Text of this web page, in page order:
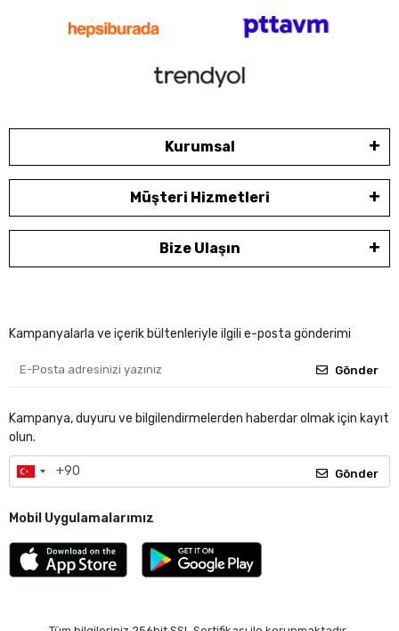
Kurumsal
Müşteri Hizmetleri
Bize Ulaşın
Kampanyalarla ve içerik bültenleriyle ilgili e-posta gönderimi
Gönder
Kampanya, duyuru ve bilgilendirmelerden haberdar olmak için kayıt
olun.
Gönder
Mobil Uygulamalarımız